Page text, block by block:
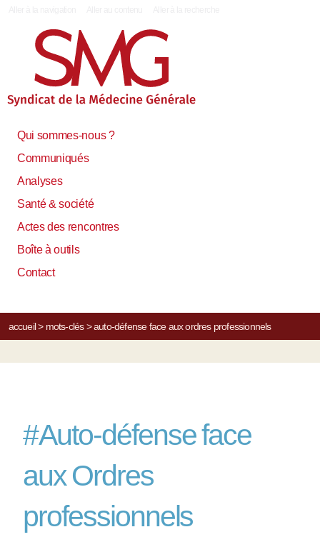
Qui sommes-nous ?
Communiqués
Analyses
Santé & société
Actes des rencontres
Boîte à outils
Contact
accueil> mots-clés> auto-défense face aux ordres professionnels
#Auto-défense face
aux Ordres
professionnels